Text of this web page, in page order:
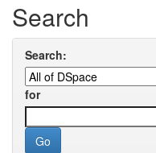
Search
Search:
for